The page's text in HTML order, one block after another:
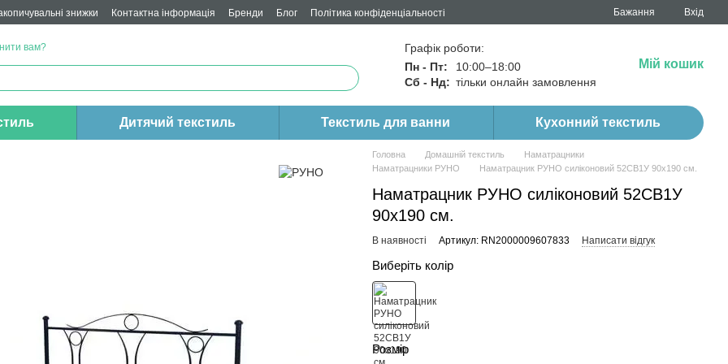
знижки Контактна інформація Бренди Блог
Політика конфіденціальності
Бажання Вхід
вам?
Графік роботи:
Пн - Пт:
10:00–18:00
Сб - Нд: тільки онлайн замовлення
Мій кошик
Дитячий текстиль Текстиль для ванни Кухонний текстиль
Головна Домашній текстиль
Наматрацники
Наматрацники РУНО
Наматрацник РУНО силіконовий 52СВ1У 90х190 см.
Наматрацник РУНО силіконовий 52СВ1У
90х190 см.
В наявності Артикул: RN2000009607833 Написати відгук
Виберіть колір
Розмір